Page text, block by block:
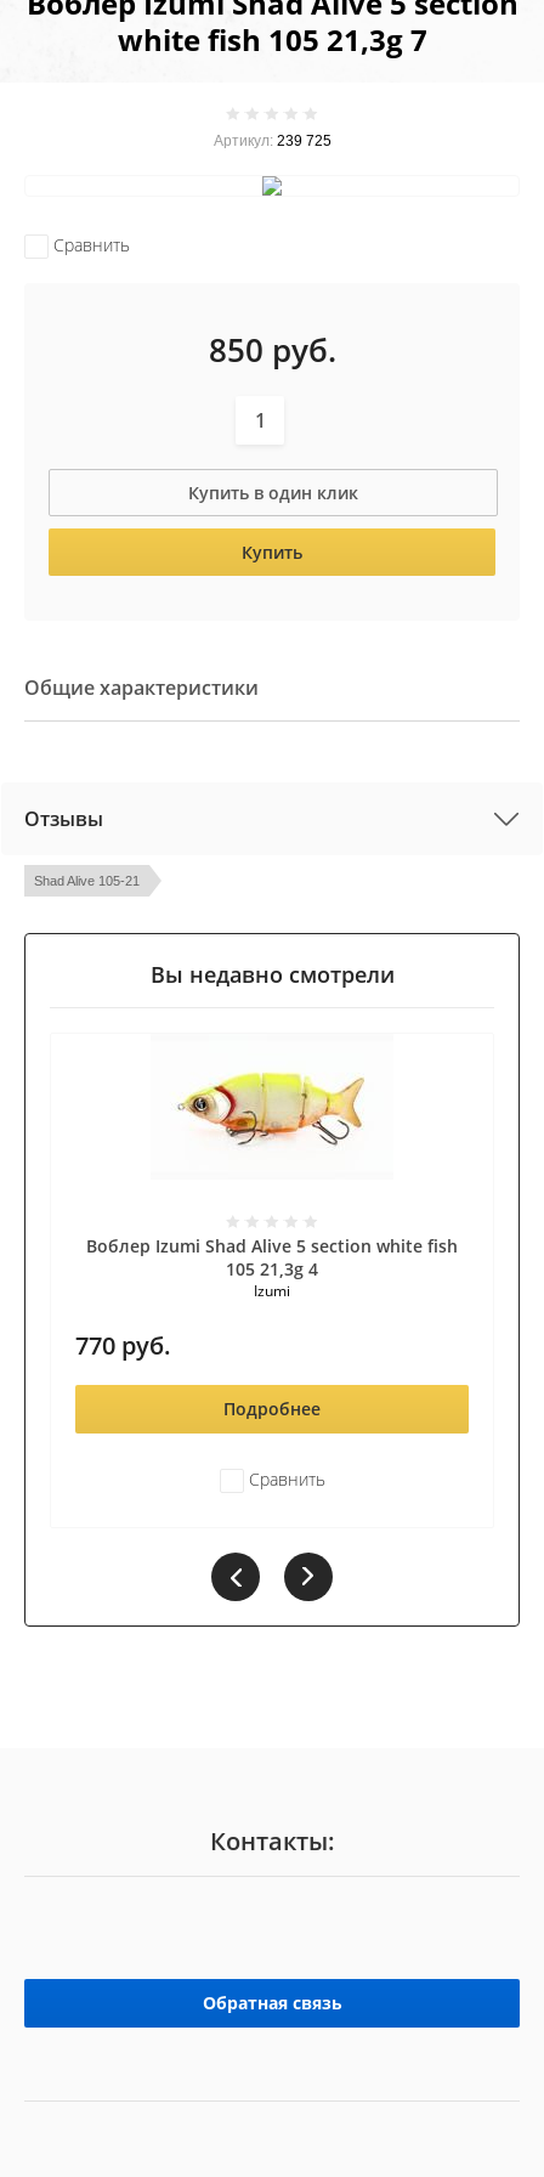
white fish 105 21,3g 7
Артикул:239 725
Сравнить
850 руб.
Купить в один клик
Купить
Общие характеристики
Отзывы
Shad Alive 105-21
Вы недавно смотрели
Воблер Izumi Shad Alive 5 section white fish
105 21,3g 4
Izumi
770 руб.
Подробнее
Сравнить
Контакты:
Обратная связь